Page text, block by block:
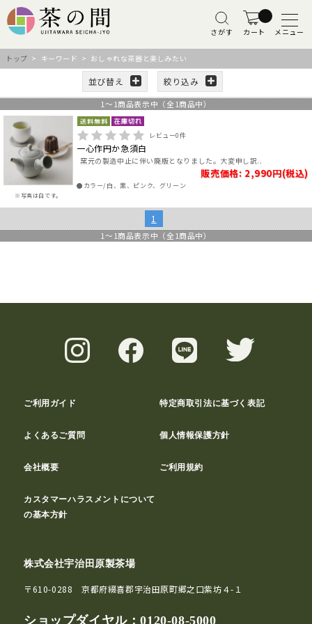
さがす カート メニュー
トップ > キーワード > おしゃれな茶器と楽しみたい
並び替え 絞り込み
1 ～ 1商品表示中（全 1商品中）
※写真は白です。
レビュー0件
一心作円か急須白
窯元の製造中止に伴い廃版となりました。大変申し訳..
販売価格: 2,990円(税込)
●カラー/白、黒、ピンク、グリーン
1
1 ～ 1商品表示中（全 1商品中）
ご利用ガイド 特定商取引法に基づく表記
よくあるご質問 個人情報保護方針
会社概要 ご利用規約
カスタマーハラスメントについて
の基本方針
株式会社宇治田原製茶場
〒610-0288 京都府綴喜郡宇治田原町郷之口紫坊４-１
ショップダイヤル：0120-08-5000